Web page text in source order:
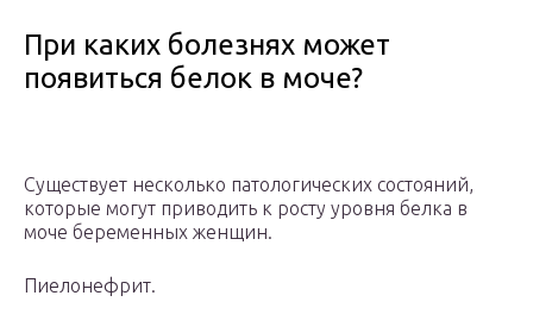
При каких болезнях может
появиться белок в моче?
Существует несколько патологических состояний,
которые могут приводить к росту уровня белка в
моче беременных женщин.
Пиелонефрит.